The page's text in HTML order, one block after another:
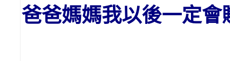
爸爸媽媽我以後一定